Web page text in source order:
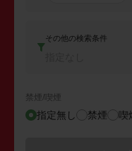
その他の検索条件
禁煙/喫煙
指定無し 禁煙 喫